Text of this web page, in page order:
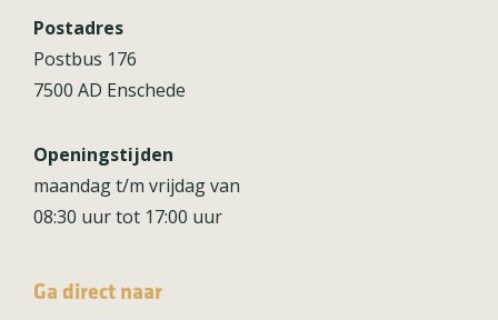
Postadres
Postbus 176
7500 AD Enschede
Openingstijden
maandag t/m vrijdag van
08:30 uur tot 17:00 uur
Ga direct naar